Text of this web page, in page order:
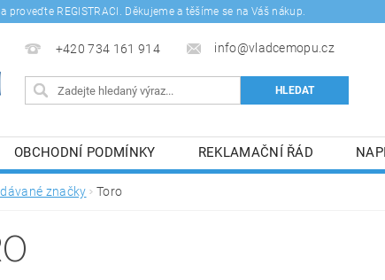
REGISTRACI. Děkujeme a těšíme se na Váš nákup.
+420 734 161 914 info@vladcemopu.cz
OBCHODNÍ PODMÍNKY REKLAMAČNÍ ŘÁD
SE ZPRACOVÁNÍM OSOBNÍCH ÚDAJŮ.
značky Toro